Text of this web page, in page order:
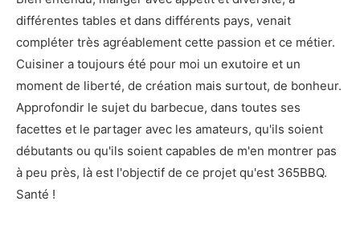
différentes tables et dans différents pays, venait
compléter très agréablement cette passion et ce métier.
Cuisiner a toujours été pour moi un exutoire et un
moment de liberté, de création mais surtout, de bonheur.
Approfondir le sujet du barbecue, dans toutes ses
facettes et le partager avec les amateurs, qu'ils soient
débutants ou qu'ils soient capables de m'en montrer pas
à peu près, là est l'objectif de ce projet qu'est 365BBQ.
Santé !